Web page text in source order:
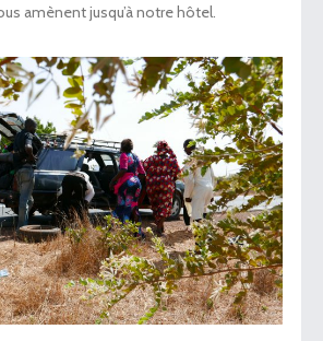
amènent jusqu’à notre hôtel.